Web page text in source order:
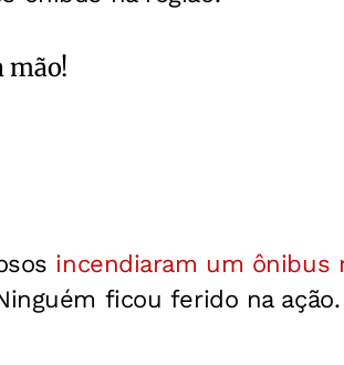
mão!
incendiaram um ônibus
ficou ferido na ação.